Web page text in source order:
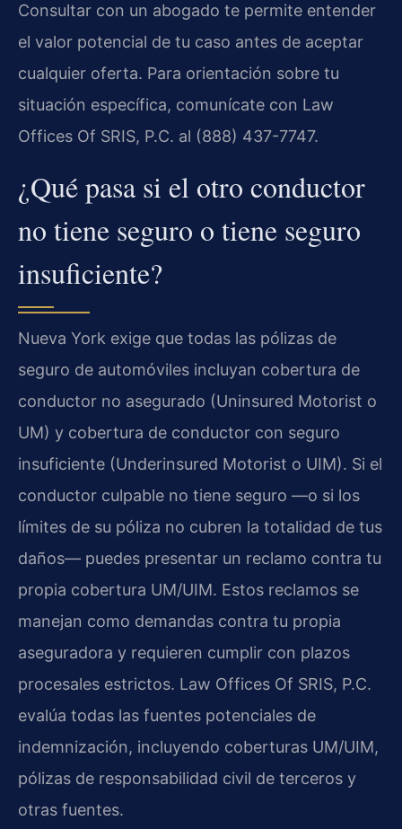
Consultar con un abogado te permite entender
el valor potencial de tu caso antes de aceptar
cualquier oferta. Para orientación sobre tu
situación específica, comunícate con Law
Offices Of SRIS, P.C. al (888) 437-7747.
¿Qué pasa si el otro conductor
no tiene seguro o tiene seguro
insuficiente?
Nueva York exige que todas las pólizas de
seguro de automóviles incluyan cobertura de
conductor no asegurado (Uninsured Motorist o
UM) y cobertura de conductor con seguro
insuficiente (Underinsured Motorist o UIM). Si el
conductor culpable no tiene seguro —o si los
límites de su póliza no cubren la totalidad de tus
daños— puedes presentar un reclamo contra tu
propia cobertura UM/UIM. Estos reclamos se
manejan como demandas contra tu propia
aseguradora y requieren cumplir con plazos
procesales estrictos. Law Offices Of SRIS, P.C.
evalúa todas las fuentes potenciales de
indemnización, incluyendo coberturas UM/UIM,
pólizas de responsabilidad civil de terceros y
otras fuentes.